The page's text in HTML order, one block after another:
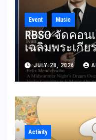
Event Music
RBSO จัดคอน
เฉลิมพระเกีย
อมตะจาก
Rimsky-
JULY 28, 2026
Activity